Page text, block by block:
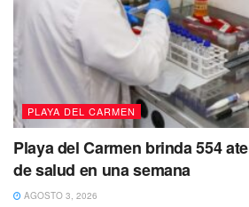
PLAYA DEL CARMEN
Playa del Carmen brinda 554
de salud en una semana
AGOSTO 3, 2026